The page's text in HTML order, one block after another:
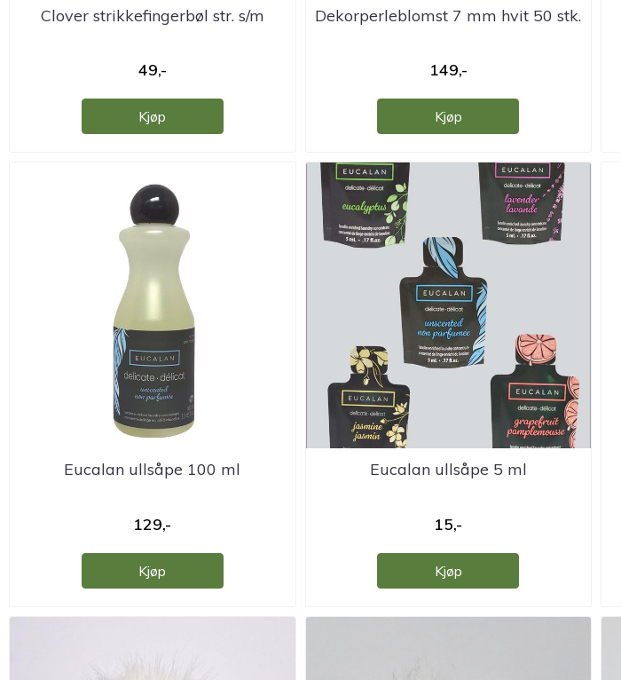
Clover strikkefingerbøl str. s/m
49,-
Kjøp
Dekorperleblomst 7 mm hvit 50 stk.
149,-
Kjøp
Eucalan ullsåpe 100 ml
129,-
Kjøp
Eucalan ullsåpe 5 ml
15,-
Kjøp